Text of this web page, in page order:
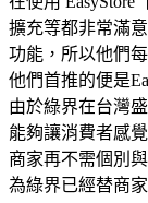
擴充等都非常滿
功能，所以他們
他們首推的便是
由於綠界在台灣
能夠讓消費者感
商家再不需個別
為綠界已經替商